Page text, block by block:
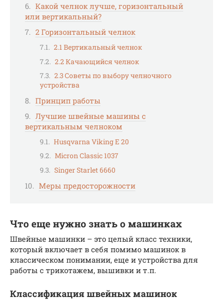
Какой челнок лучше, горизонтальный
или вертикальный?
2 Горизонтальный челнок
2.1 Вертикальный челнок
2.2 Качающийся челнок
2.3 Советы по выбору челночного
устройства
Принцип работы
Лучшие швейные машины с
вертикальным челноком
Husqvarna Viking E 20
Micron Classic 1037
Singer Starlet 6660
Меры предосторожности
Что еще нужно знать о машинках
Швейные машинки – это целый класс техники,
который включает в себя помимо машинок в
классическом понимании, еще и устройства для
работы с трикотажем, вышивки и т.п.
Классификация швейных машинок